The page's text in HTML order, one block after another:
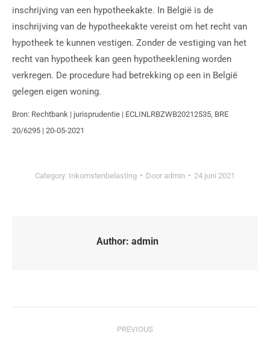
inschrijving van een hypotheekakte. In België is de
inschrijving van de hypotheekakte vereist om het recht van
hypotheek te kunnen vestigen. Zonder de vestiging van het
recht van hypotheek kan geen hypotheeklening worden
verkregen. De procedure had betrekking op een in België
gelegen eigen woning.
Bron: Rechtbank | jurisprudentie | ECLINLRBZWB20212535, BRE
20/6295 | 20-05-2021
Category: Inkomstenbelasting Door admin 24 juni 2021
Author: admin
PREVIOUS